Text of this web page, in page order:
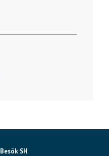
Besök SH